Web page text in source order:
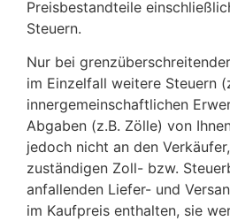
Preisbestandteile
Steuern.
Nur bei
im Einzelfall weitere Steuern
innergemeinschaftlichen
Abgaben (z.B. Zölle) von
jedoch nicht an den
zuständigen Zoll- bzw.
anfallenden Liefer- und
im Kaufpreis enthalten, sie